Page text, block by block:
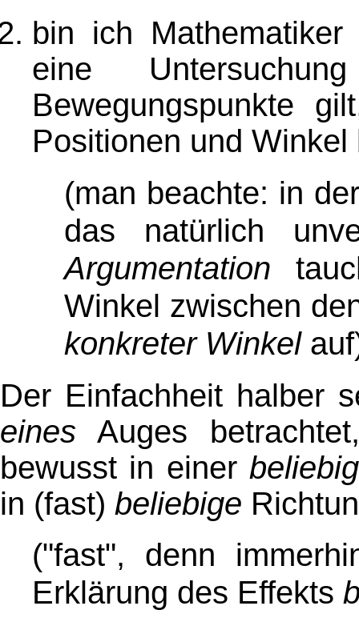
bin ich
eine
Bewegungspunkte
Positionen und Winkel
(man beachte: in
das natürlich
Argumentation
Winkel zwischen
konkreter Winkel
Der Einfachheit halber
eines Auges
bewusst in einer
in (fast) beliebige
("fast", denn
Erklärung des Effekts